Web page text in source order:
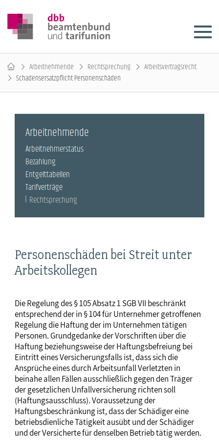
Arbeitnehmende Rechtsprechung
Arbeitsvertragsrecht
Schadensersatzpflicht Personenschäden
Personenschäden bei Streit unter
Arbeitskollegen
Die Regelung des § 105 Absatz 1 SGB VII beschränkt
entsprechend der in § 104 für Unternehmer getroffenen
Regelung die Haftung der im Unternehmen tätigen
Personen. Grundgedanke der Vorschriften über die
Haftung beziehungsweise der Haftungsbefreiung bei
Eintritt eines Versicherungsfalls ist, dass sich die
Ansprüche eines durch Arbeitsunfall Verletzten in
beinahe allen Fällen ausschließlich gegen den Träger
der gesetzlichen Unfallversicherung richten soll
(Haftungsausschluss). Voraussetzung der
Haftungsbeschränkung ist, dass der Schädiger eine
betriebsdienliche Tätigkeit ausübt und der Schädiger
und der Versicherte für denselben Betrieb tätig werden.
Arbeitnehmende
Arbeitnehmerstatus
Bezahlung
Entgelttabellen
Tarifverträge
Rechtsprechung